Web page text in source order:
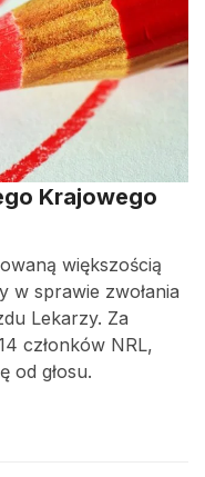
Krajowego
większością
w sprawie zwołania
Lekarzy. Za
członków NRL,
od głosu.